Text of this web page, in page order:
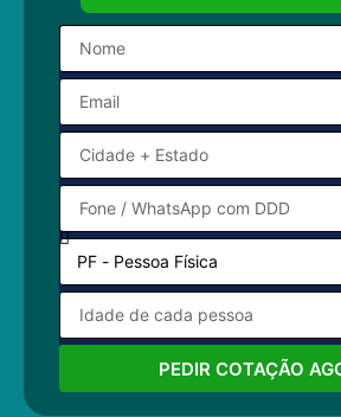
PEDIR COTAÇÃO